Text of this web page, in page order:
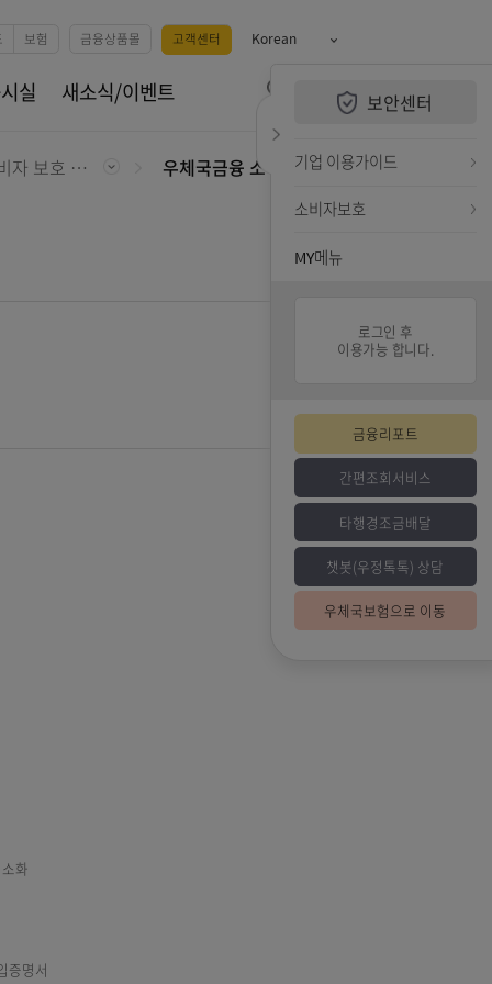
카드 펀드 금융상품몰 고객센터
서비스 공시실 새소식/이벤트
금융소비자 보호 우수사례
시행(1월)
여 고객피해 최소화